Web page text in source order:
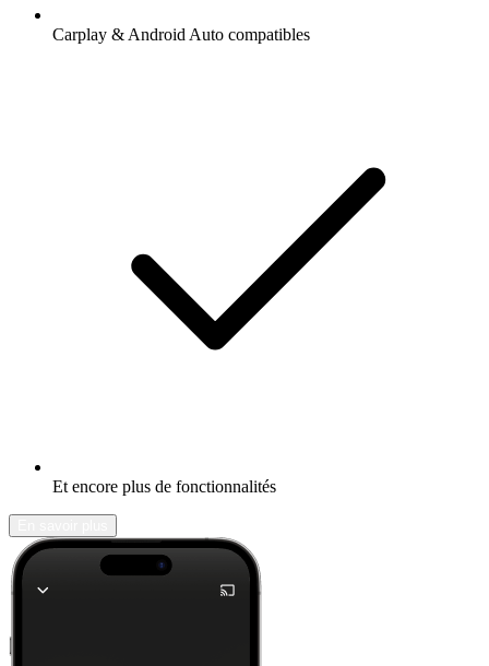
Carplay & Android Auto compatibles
Et encore plus de fonctionnalités